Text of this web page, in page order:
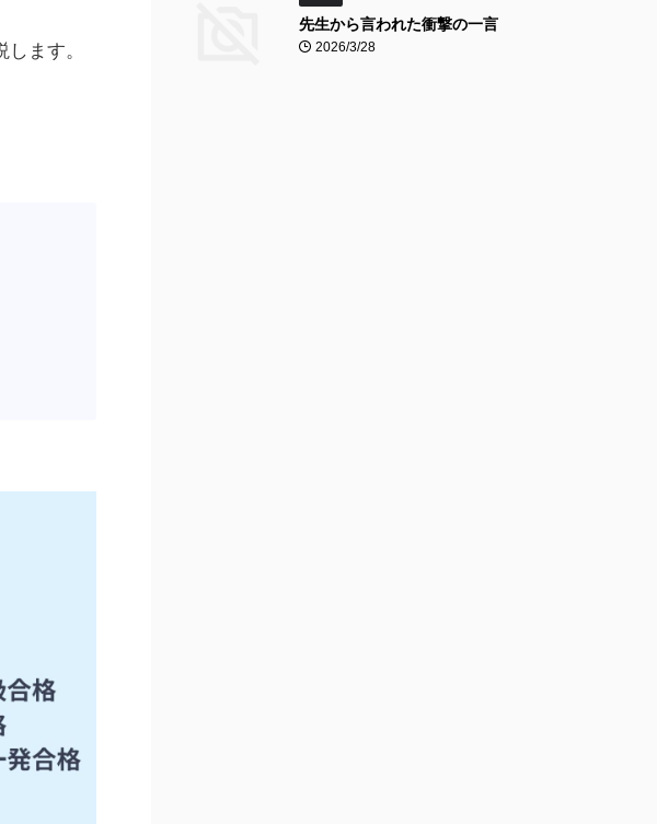
ます。
先生から言われた衝撃の一言
2026/3/28